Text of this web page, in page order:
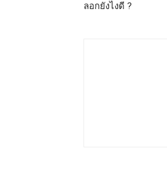
ลอกยังไงดี ?